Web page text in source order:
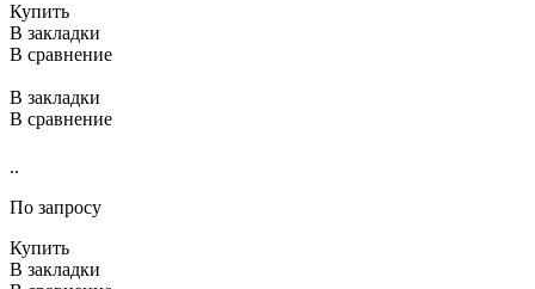
Купить
В закладки
В сравнение
В закладки
В сравнение
..
По запросу
Купить
В закладки